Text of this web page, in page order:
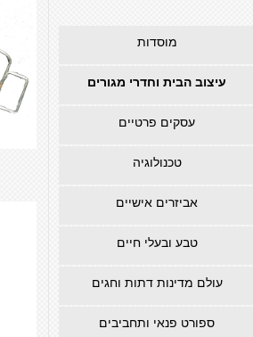
מוסדות
עיצוב הבית וחדרי מגורים
עסקים פרטיים
טכנולוגיה
אביזרים אישיים
טבע ובעלי חיים
עולם מדינות דתות וחגים
ספורט פנאי ותחביבים